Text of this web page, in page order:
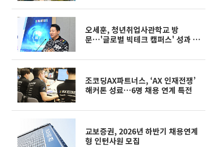
오세훈, 청년취업사관학교 방
문…'글로벌 빅테크 캠퍼스' 성과 점
조코딩AX파트너스, ‘AX 인재전쟁’
해커톤 성료…6명 채용 연계 특전
교보증권, 2026년 하반기 채용연계
형 인턴사원 모집